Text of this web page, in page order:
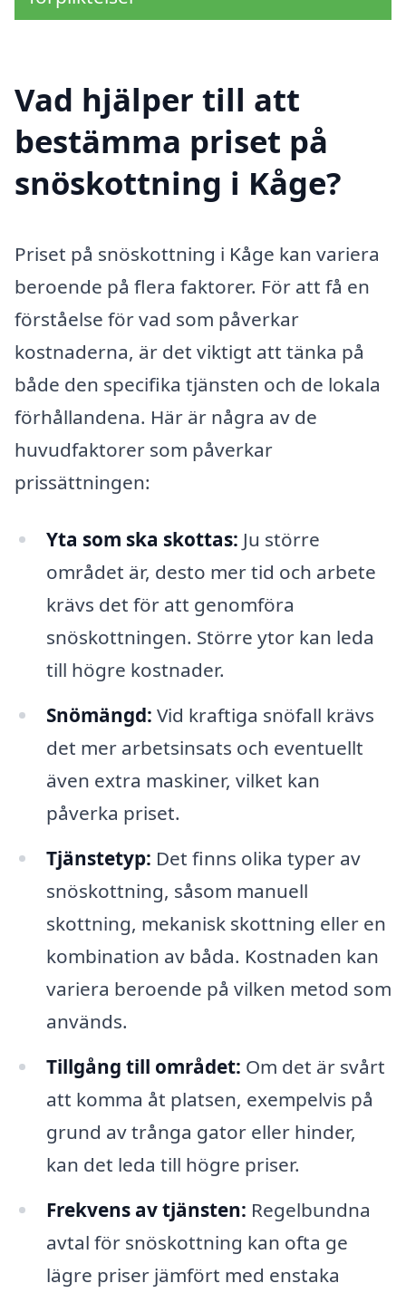
Vad hjälper till att
bestämma priset på
snöskottning i Kåge?
Priset på snöskottning i Kåge kan variera
beroende på flera faktorer. För att få en
förståelse för vad som påverkar
kostnaderna, är det viktigt att tänka på
både den specifika tjänsten och de lokala
förhållandena. Här är några av de
huvudfaktorer som påverkar
prissättningen:
Yta som ska skottas: Ju större
området är, desto mer tid och arbete
krävs det för att genomföra
snöskottningen. Större ytor kan leda
till högre kostnader.
Snömängd: Vid kraftiga snöfall krävs
det mer arbetsinsats och eventuellt
även extra maskiner, vilket kan
påverka priset.
Tjänstetyp: Det finns olika typer av
snöskottning, såsom manuell
skottning, mekanisk skottning eller en
kombination av båda. Kostnaden kan
variera beroende på vilken metod som
används.
Tillgång till området: Om det är svårt
att komma åt platsen, exempelvis på
grund av trånga gator eller hinder,
kan det leda till högre priser.
Frekvens av tjänsten: Regelbundna
avtal för snöskottning kan ofta ge
lägre priser jämfört med enstaka